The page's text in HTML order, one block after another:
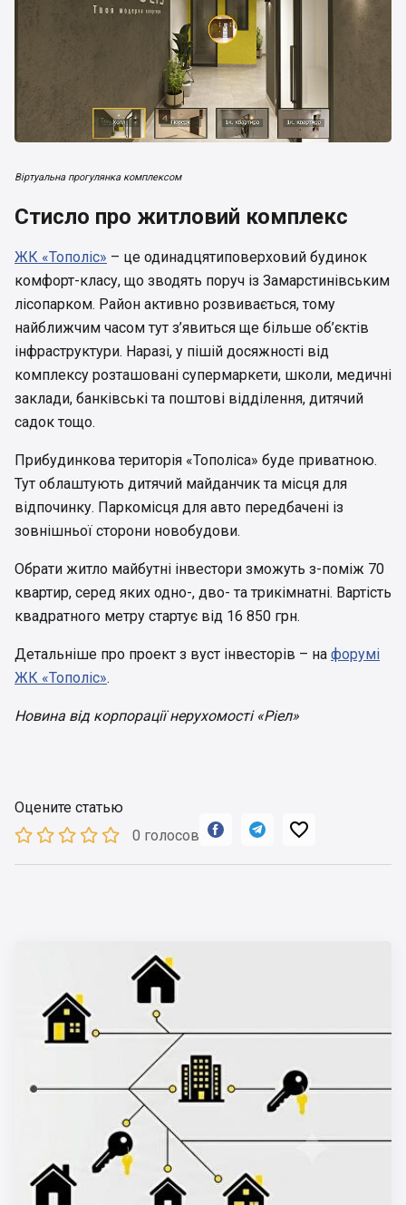
Віртуальна прогулянка комплексом
Стисло про житловий комплекс
ЖК «Тополіс» – це одинадцятиповерховий будинок
комфорт-класу, що зводять поруч із Замарстинівським
лісопарком. Район активно розвивається, тому
найближчим часом тут з’явиться ще більше об’єктів
інфраструктури. Наразі, у пішій досяжності від
комплексу розташовані супермаркети, школи, медичні
заклади, банківські та поштові відділення, дитячий
садок тощо.
Прибудинкова територія «Тополіса» буде приватною.
Тут облаштують дитячий майданчик та місця для
відпочинку. Паркомісця для авто передбачені із
зовнішньої сторони новобудови.
Обрати житло майбутні інвестори зможуть з-поміж 70
квартир, серед яких одно-, дво- та трикімнатні. Вартість
квадратного метру стартує від 16 850 грн.
Детальніше про проект з вуст інвесторів – на форумі
ЖК «Тополіс».
Новина від корпорації нерухомості «Ріел»
Оцените статью
0 голосов
  